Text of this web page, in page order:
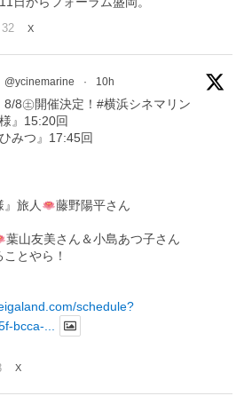
32 X
@ycinemarine · 10h
8/8㊏開催決定！#横浜シネマリン
』15:20回
みつ』17:45回
』旅人
藤野陽平さん
葉山友美さん＆小島あつ子さん
とやら！
schedule?
bcca-...
X